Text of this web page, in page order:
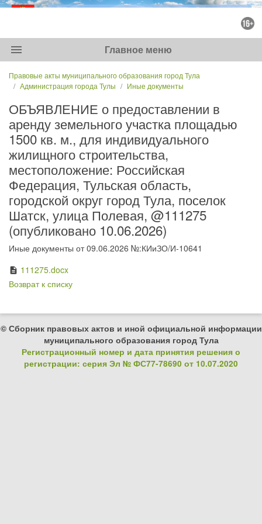
menu Главное меню
Правовые акты муниципального образования город Тула
Администрация города Тулы
Иные документы
ОБЪЯВЛЕНИЕ о предоставлении в
аренду земельного участка площадью
1500 кв. м., для индивидуального
жилищного строительства,
местоположение: Российская
Федерация, Тульская область,
городской округ город Тула, поселок
Шатск, улица Полевая, @111275
(опубликовано 10.06.2026)
Иные документы от 09.06.2026 №:КИиЗО/И-10641
description 111275.docx
Возврат к списку
© Сборник правовых актов и иной официальной информации
муниципального образования город Тула
Регистрационный номер и дата принятия решения о
регистрации: серия Эл № ФС77-78690 от 10.07.2020